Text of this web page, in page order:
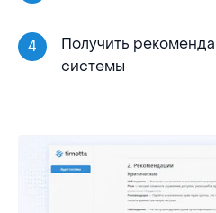
Получить
системы